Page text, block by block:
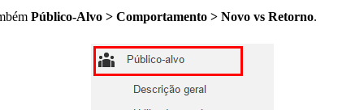
Público-Alvo > Comportamento > Novo vs Retorno.